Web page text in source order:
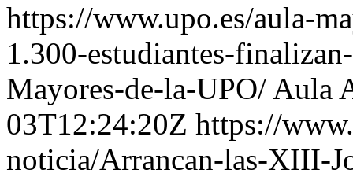
https://www.upo.es/aula-
1.300-estudiantes-
Mayores-de-la-UPO/ Aula
03T12:24:20Z https://
noticia/Arrancan-las-XIII-